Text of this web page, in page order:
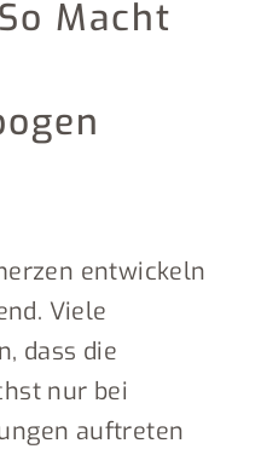
Macht
entwickeln
Viele
dass die
nur bei
auftreten